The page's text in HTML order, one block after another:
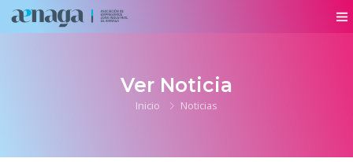
Ver Noticia
Inicio Noticias